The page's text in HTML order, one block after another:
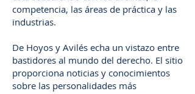
competencia, las áreas de práctica y las
industrias.
De Hoyos y Avilés echa un vistazo entre
bastidores al mundo del derecho. El sitio
proporciona noticias y conocimientos
sobre las personalidades más